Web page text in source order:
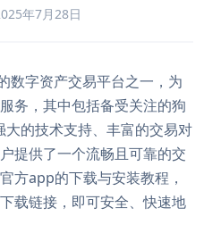
年7月28日
数字资产交易平台之一，为
务，其中包括备受关注的狗
的技术支持、丰富的交易对
提供了一个流畅且可靠的交
方app的下载与安装教程，
载链接，即可安全、快速地